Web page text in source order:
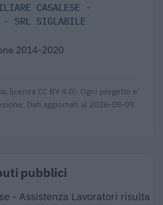
CASALESE -
- SRL SIGLABILE
2014-2020
licenza CC BY 4.0). Ogni progetto e'
Dati aggiornati al 2026-08-09.
pubblici
- Assistenza Lavoratori risulta